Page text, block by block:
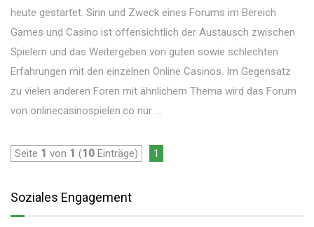
heute gestartet. Sinn und Zweck eines Forums im Bereich
Games und Casino ist offensichtlich der Austausch zwischen
Spielern und das Weitergeben von guten sowie schlechten
Erfahrungen mit den einzelnen Online Casinos. Im Gegensatz
zu vielen anderen Foren mit ähnlichem Thema wird das Forum
von onlinecasinospielen.co nur ...
Seite 1 von 1 (10 Einträge) 1
Soziales Engagement